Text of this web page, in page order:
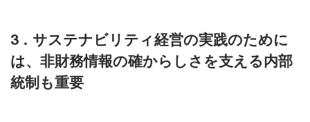
3．サステナビリティ経営の実践のために
は、非財務情報の確からしさを支える内部
統制も重要